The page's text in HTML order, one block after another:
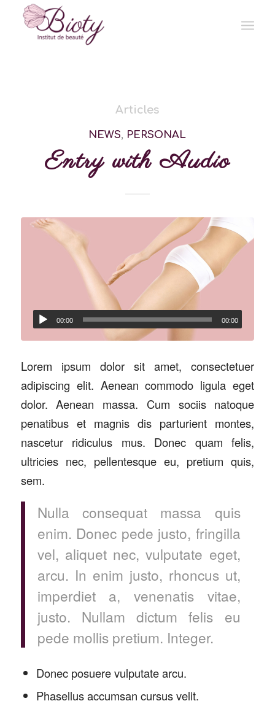
Articles
NEWS, PERSONAL
Entry with Audio
00:00 00:00
Lorem ipsum dolor sit amet, consectetuer
adipiscing elit. Aenean commodo ligula eget
dolor. Aenean massa. Cum sociis natoque
penatibus et magnis dis parturient montes,
nascetur ridiculus mus. Donec quam felis,
ultricies nec, pellentesque eu, pretium quis,
sem.
Nulla consequat massa quis
enim. Donec pede justo, fringilla
vel, aliquet nec, vulputate eget,
arcu. In enim justo, rhoncus ut,
imperdiet a, venenatis vitae,
justo. Nullam dictum felis eu
pede mollis pretium. Integer.
Donec posuere vulputate arcu.
Phasellus accumsan cursus velit.